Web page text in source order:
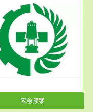
应急预案